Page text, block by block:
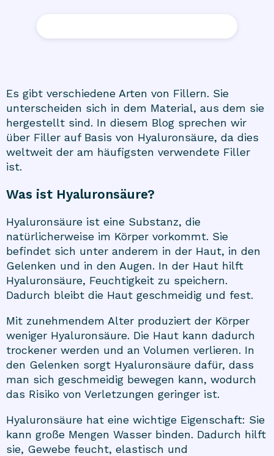
Es gibt verschiedene Arten von Fillern. Sie
unterscheiden sich in dem Material, aus dem sie
hergestellt sind. In diesem Blog sprechen wir
über Filler auf Basis von Hyaluronsäure, da dies
weltweit der am häufigsten verwendete Filler
ist.
Was ist Hyaluronsäure?
Hyaluronsäure ist eine Substanz, die
natürlicherweise im Körper vorkommt. Sie
befindet sich unter anderem in der Haut, in den
Gelenken und in den Augen. In der Haut hilft
Hyaluronsäure, Feuchtigkeit zu speichern.
Dadurch bleibt die Haut geschmeidig und fest.
Mit zunehmendem Alter produziert der Körper
weniger Hyaluronsäure. Die Haut kann dadurch
trockener werden und an Volumen verlieren. In
den Gelenken sorgt Hyaluronsäure dafür, dass
man sich geschmeidig bewegen kann, wodurch
das Risiko von Verletzungen geringer ist.
Hyaluronsäure hat eine wichtige Eigenschaft: Sie
kann große Mengen Wasser binden. Dadurch hilft
sie, Gewebe feucht, elastisch und